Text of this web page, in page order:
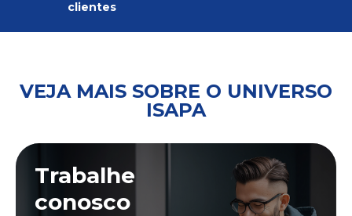
clientes
VEJA MAIS SOBRE O UNIVERSO
ISAPA
Trabalhe
conosco